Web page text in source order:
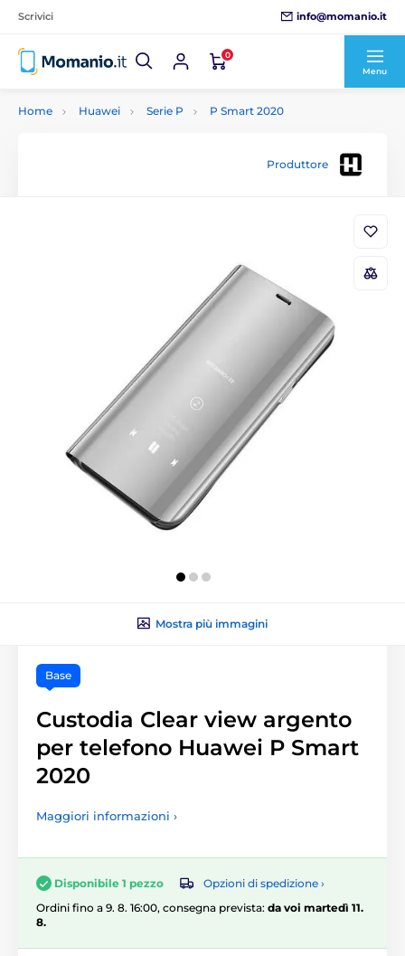
Scrivici info@momanio.it
0
Menu
Home Huawei Serie P P Smart 2020
Produttore
Mostra più immagini
Base
Custodia Clear view argento
per telefono Huawei P Smart
2020
Maggiori informazioni ›
Disponibile 1 pezzo
Opzioni di spedizione ›
Ordini fino a 9. 8. 16:00, consegna prevista: da voi martedì 11.
8.